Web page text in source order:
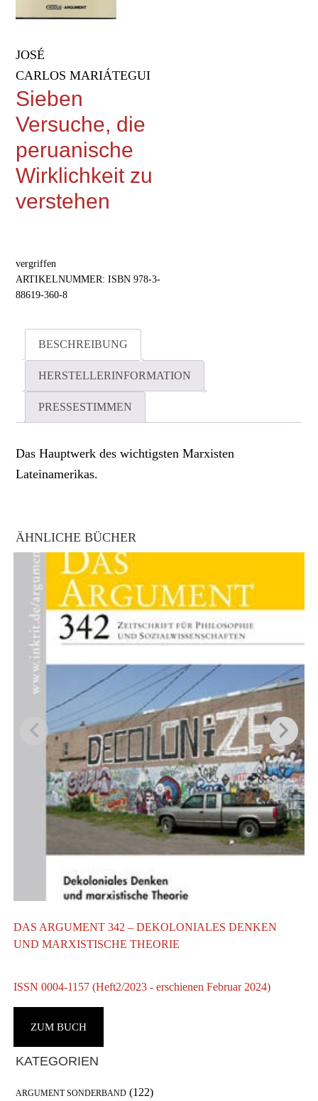
JOSÉ
CARLOS MARIÁTEGUI
Sieben
Versuche, die
peruanische
Wirklichkeit zu
verstehen
vergriffen
ARTIKELNUMMER:ISBN 978-3-
88619-360-8
BESCHREIBUNG
HERSTELLERINFORMATION
PRESSESTIMMEN
Das Hauptwerk des wichtigsten Marxisten
Lateinamerikas.
ÄHNLICHE BÜCHER
DAS ARGUMENT 342 – DEKOLONIALES DENKEN
UND MARXISTISCHE THEORIE
ISSN 0004-1157 (Heft2/2023 - erschienen Februar 2024)
ZUM BUCH
Haupt-
Sidebar
KATEGORIEN
ARGUMENT SONDERBAND (122)